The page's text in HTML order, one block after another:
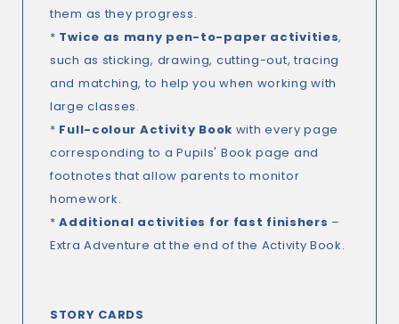
them as they progress.
* Twice as many pen-to-paper activities,
such as sticking, drawing, cutting-out, tracing
and matching, to help you when working with
large classes.
* Full-colour Activity Book with every page
corresponding to a Pupils' Book page and
footnotes that allow parents to monitor
homework.
* Additional activities for fast finishers –
Extra Adventure at the end of the Activity Book.
STORY CARDS